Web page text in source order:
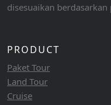
disesuaikan
PRODUCT
Paket Tour
Land Tour
Cruise